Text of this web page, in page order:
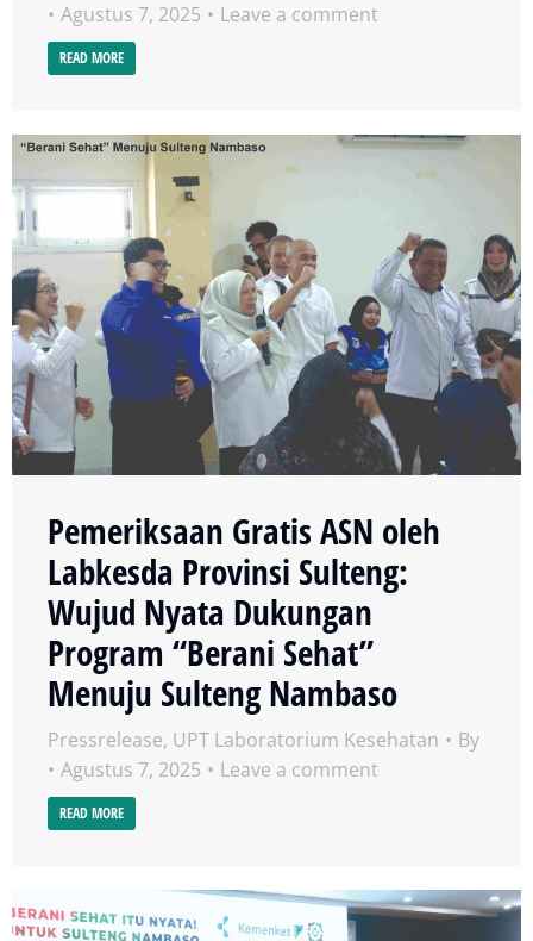
Agustus 7, 2025
Leave a comment
READ MORE
Pemeriksaan Gratis ASN oleh
Labkesda Provinsi Sulteng:
Wujud Nyata Dukungan
Program “Berani Sehat”
Menuju Sulteng Nambaso
Pressrelease, UPT Laboratorium Kesehatan
By
Agustus 7, 2025
Leave a comment
READ MORE